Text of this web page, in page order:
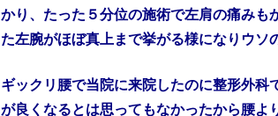
かり、たった５分位の施術で左肩の痛みも
た左腕がほぼ真上まで挙がる様になりウソ
ギックリ腰で当院に来院したのに整形外
が良くなるとは思ってもなかったから腰よ